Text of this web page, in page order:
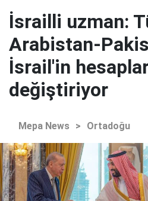
İsrailli uzman:
Arabistan-
İsrail'in
değiştiriyor
Mepa News > Ortadoğu